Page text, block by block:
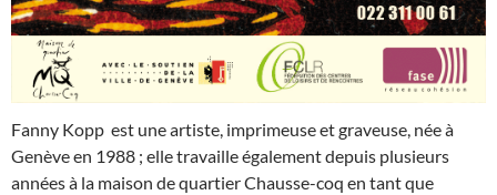
Fanny Kopp est une artiste, imprimeuse et graveuse, née à
Genève en 1988 ; elle travaille également depuis plusieurs
années à la maison de quartier Chausse-coq en tant que